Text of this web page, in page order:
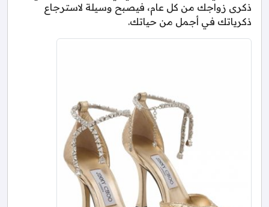
ذكرى زواجك من كل عام، فيصبح وسيلة لاسترجاع
ذكرياتك في أجمل من حياتك.